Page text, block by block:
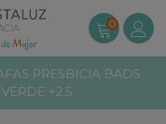
0
PRESBICIA BADS
+2.5